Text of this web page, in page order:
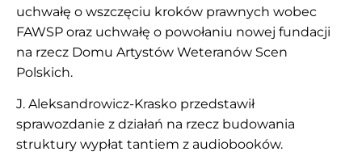
uchwałę o wszczęciu kroków prawnych wobec
FAWSP oraz uchwałę o powołaniu nowej fundacji
na rzecz Domu Artystów Weteranów Scen
Polskich.
J. Aleksandrowicz-Krasko przedstawił
sprawozdanie z działań na rzecz budowania
struktury wypłat tantiem z audiobooków.